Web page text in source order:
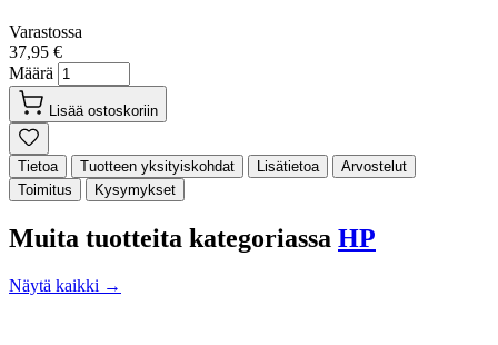
Varastossa
37,95 €
Määrä
Lisää ostoskoriin
Tietoa Tuotteen yksityiskohdat Lisätietoa
Arvostelut
Toimitus
Kysymykset
Muita tuotteita kategoriassa HP
Näytä kaikki →